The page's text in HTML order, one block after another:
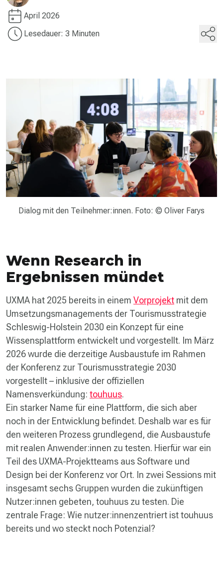
April 2026
Lesedauer: 3 Minuten
Dialog mit den Teilnehmer:innen. Foto: © Oliver Farys
Wenn Research in
Ergebnissen mündet
UXMA hat 2025 bereits in einem Vorprojekt mit dem
Umsetzungsmanagements der Tourismus­strategie
Schleswig-Holstein 2030 ein Konzept für eine
Wissens­plattform entwickelt und vorgestellt. Im März
2026 wurde die derzeitige Ausbaustufe im Rahmen
der Konferenz zur Tourismusstrategie 2030
vorgestellt – inklusive der offiziellen
Namensverkündung: touhuus.
Ein starker Name für eine Plattform, die sich aber
noch in der Entwicklung befindet. Deshalb war es für
den weiteren Prozess grundlegend, die Ausbaustufe
mit realen Anwender:innen zu testen. Hierfür war ein
Teil des UXMA-Projektteams aus Software und
Design bei der Konferenz vor Ort. In zwei Sessions mit
insgesamt sechs Gruppen wurden die zukünftigen
Nutzer:innen gebeten, touhuus zu testen. Die
zentrale Frage: Wie nutzer:innenzentriert ist touhuus
bereits und wo steckt noch Potenzial?